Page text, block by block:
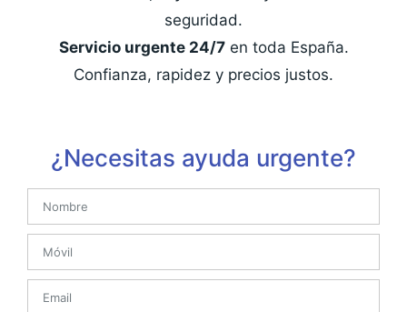
seguridad.
Servicio urgente 24/7en toda España.
Confianza, rapidez y precios justos.
¿Necesitas ayuda urgente?